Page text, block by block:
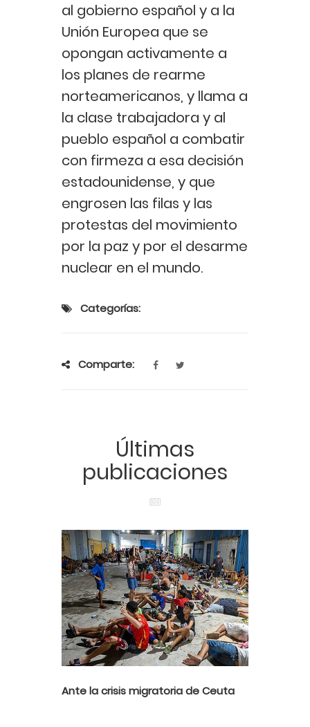
al gobierno español y a la
Unión Europea que se
opongan activamente a
los planes de rearme
norteamericanos, y llama a
la clase trabajadora y al
pueblo español a combatir
con firmeza a esa decisión
estadounidense, y que
engrosen las filas y las
protestas del movimiento
por la paz y por el desarme
nuclear en el mundo.
Categorías:
Comparte:
Últimas
publicaciones
Ante la crisis migratoria de Ceuta